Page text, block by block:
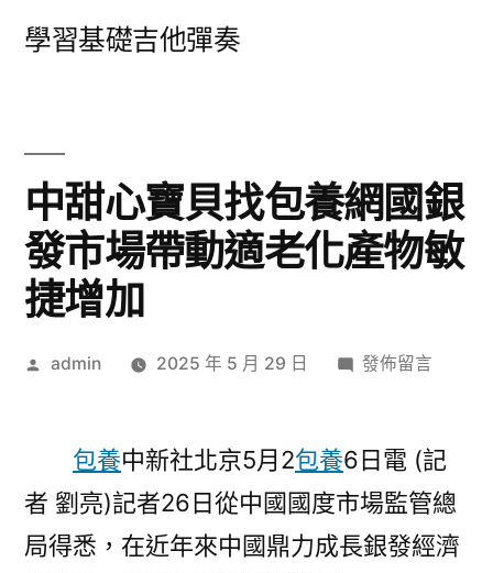
學習基礎吉他彈奏
中甜心寶貝找包養網國銀
發市場帶動適老化產物敏
捷增加
作
admin 2025 年 5 月 29 日
在
心
寶
貝
找
發佈留言
包養中新社北京5月2包養6日電 (記
者 劉亮)記者26日從中國國度市場監管總
局得悉，在近年來中國鼎力成長銀發經濟